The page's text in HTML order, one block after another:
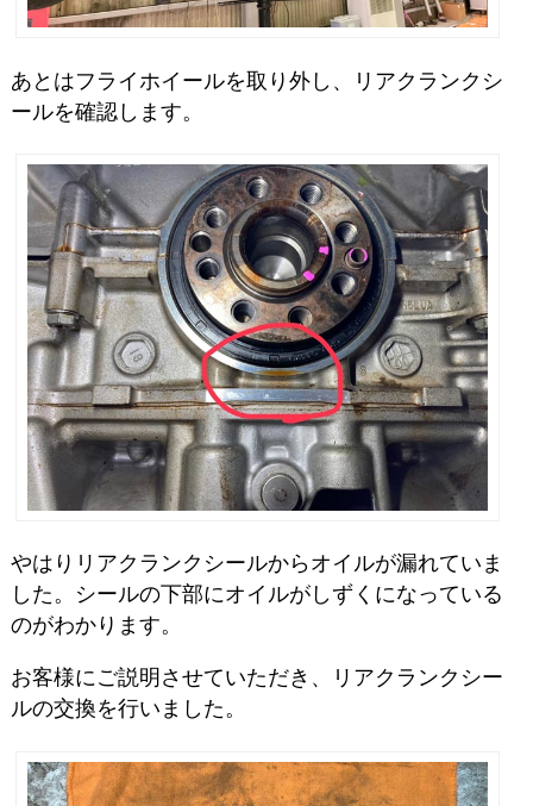
あとはフライホイールを取り外し、リアクランクシ
ールを確認します。
やはりリアクランクシールからオイルが漏れていま
した。シールの下部にオイルがしずくになっている
のがわかります。
お客様にご説明させていただき、リアクランクシー
ルの交換を行いました。